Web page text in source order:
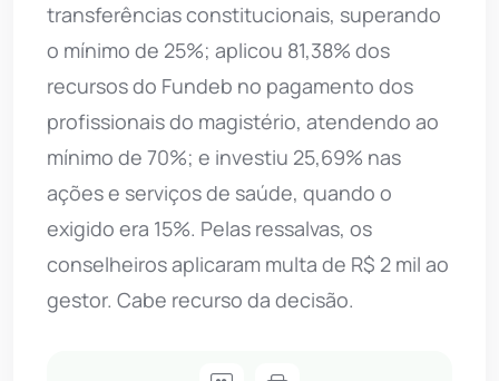
transferências constitucionais, superando
o mínimo de 25%; aplicou 81,38% dos
recursos do Fundeb no pagamento dos
profissionais do magistério, atendendo ao
mínimo de 70%; e investiu 25,69% nas
ações e serviços de saúde, quando o
exigido era 15%. Pelas ressalvas, os
conselheiros aplicaram multa de R$ 2 mil ao
gestor. Cabe recurso da decisão.